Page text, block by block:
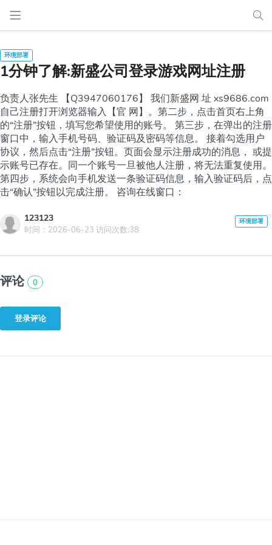
1分钟了解:新盛公司登录游戏网址注册
负责人张先生 【Q3947060176】 我们新盛网 址 xs9686.com
自己注册打开浏览器输入【官 网】。第二步，点击首页右上角
的“注册”按钮，填写您希望使用的账号。 第三步，在弹出的注册
窗口中，输入手机号码、验证码及密码等信息。 接着勾选用户
协议，然后点击“注册”按钮。页面会显示注册成功的消息， 或提
示账号已存在。同一个账号一旦被他人注册，将无法重复使用。
第四步，系统会向手机发送一条验证码信息，输入验证码后，点
击“确认”按钮以完成注册。 咨询在线窗口：
123123
时间：2026-06-23 访问次数:38
评论 0
登录评论